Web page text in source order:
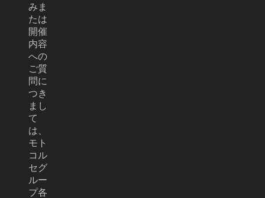
みま
たは
開催
内容
への
ご質
問に
つき
まし
て
は、
モト
コル
セグ
ルー
プ各